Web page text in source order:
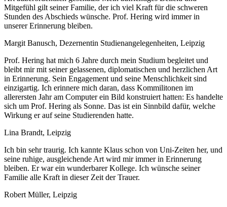
Mitgefühl gilt seiner Familie, der ich viel Kraft für die schweren
Stunden des Abschieds wünsche. Prof. Hering wird immer in
unserer Erinnerung bleiben.
Margit Banusch, Dezernentin Studienangelegenheiten, Leipzig
Prof. Hering hat mich 6 Jahre durch mein Studium begleitet und
bleibt mir mit seiner gelassenen, diplomatischen und herzlichen Art
in Erinnerung. Sein Engagement und seine Menschlichkeit sind
einzigartig. Ich erinnere mich daran, dass Kommilitonen im
allerersten Jahr am Computer ein Bild konstruiert hatten: Es handelte
sich um Prof. Hering als Sonne. Das ist ein Sinnbild dafür, welche
Wirkung er auf seine Studierenden hatte.
Lina Brandt, Leipzig
Ich bin sehr traurig. Ich kannte Klaus schon von Uni-Zeiten her, und
seine ruhige, ausgleichende Art wird mir immer in Erinnerung
bleiben. Er war ein wunderbarer Kollege. Ich wünsche seiner
Familie alle Kraft in dieser Zeit der Trauer.
Robert Müller, Leipzig